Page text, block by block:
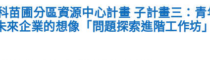
圃分區資源中心計畫 子計畫三：
企業的想像「問題探索進階工作坊」